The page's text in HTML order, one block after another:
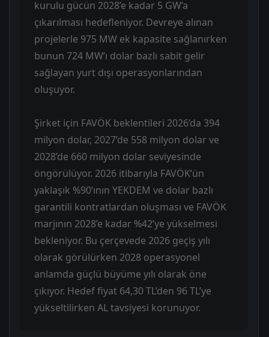
kurulu gücün 2028’e kadar 5 GW’a
çıkarılması hedefleniyor. Devreye alınan
projelerle 975 MW ek kapasite sağlanırken
bunun 724 MW’ı dolar bazlı sabit gelir
sağlayan yurt dışı operasyonlarından
oluşuyor.
Şirket için FAVÖK beklentileri 2026’da 394
milyon dolar, 2027’de 558 milyon dolar ve
2028’de 660 milyon dolar seviyesinde
öngörülüyor. 2026 itibarıyla FAVÖK’ün
yaklaşık %90’ının YEKDEM ve dolar bazlı
garantili kontratlardan oluşması ve FAVÖK
marjının 2028’e kadar %42’ye yükselmesi
bekleniyor. Bu çerçevede 2026 geçiş yılı
olarak görülürken 2028 operasyonel
anlamda güçlü büyüme yılı olarak öne
çıkıyor. Hedef fiyat 64,30 TL’den 96 TL’ye
yükseltilirken AL tavsiyesi korunuyor.